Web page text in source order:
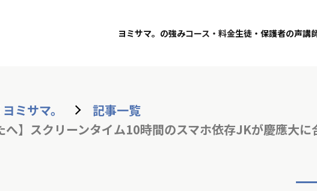
ヨミサマ。の強みコース・料金生徒・保護者の声講
ミサマ。
記事一覧
へ】スクリーンタイム10時間のスマホ依存JKが慶應大